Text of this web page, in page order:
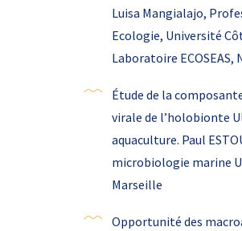
Luisa Mangialajo,
Ecologie, Université
Laboratoire ECOSEAS,
Étude de la
virale de l’holobionte
aquaculture. Paul
microbiologie marine
Marseille
Opportunité des